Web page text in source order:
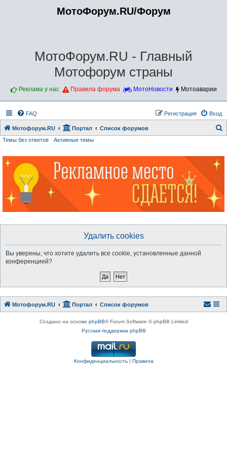
МотоФорум.RU/Форум
МотоФорум.RU - Главный
Мотофорум страны
Реклама у нас Правила форума МотоНовости Мотоаварии
FAQ Вход
Регистрация
Мотофорум.RU Портал Список форумов
Темы без ответов Активные темы
Удалить cookies
Вы уверены, что хотите удалить все cookie, установленные данной
конференцией?
Мотофорум.RU Портал Список форумов
Создано на основе phpBB® Forum Software © phpBB Limited
Русская поддержка phpBB
Конфиденциальность| Правила